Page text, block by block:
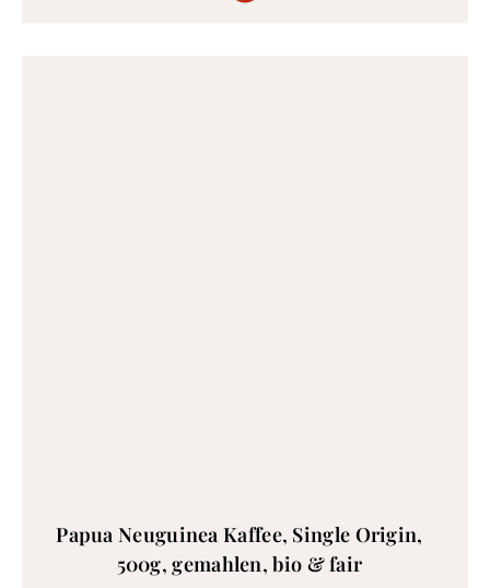
Papua Neuguinea Kaffee, Single Origin,
500g, gemahlen, bio & fair